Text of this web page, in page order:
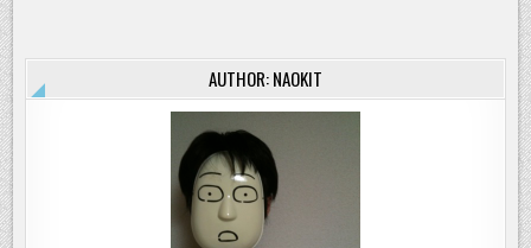
AUTHOR: NAOKIT